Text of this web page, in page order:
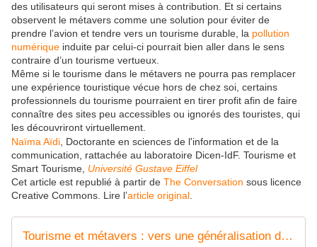
des utilisateurs qui seront mises à contribution. Et si certains
observent le métavers comme une solution pour éviter de
prendre l’avion et tendre vers un tourisme durable, la pollution
numérique induite par celui-ci pourrait bien aller dans le sens
contraire d’un tourisme vertueux.
Même si le tourisme dans le métavers ne pourra pas remplacer
une expérience touristique vécue hors de chez soi, certains
professionnels du tourisme pourraient en tirer profit afin de faire
connaître des sites peu accessibles ou ignorés des touristes, qui
les découvriront virtuellement.
Naïma Aïdi , Doctorante en sciences de l'information et de la
communication, rattachée au laboratoire Dicen-IdF. Tourisme et
Smart Tourisme, Université Gustave Eiffel
Cet article est republié à partir de The Conversation sous licence
Creative Commons. Lire l’article original
Tourisme et métavers : vers une généralisation du voyage virtuel ?